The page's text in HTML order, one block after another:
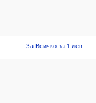
За Всичко за 1 лев